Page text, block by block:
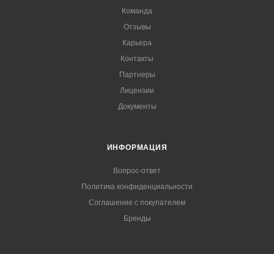
Команда
Отзывы
Карьера
Контакты
Партнеры
Лицензии
Документы
ИНФОРМАЦИЯ
Вопрос-ответ
Политика конфиденциальности
Соглашение с покупателем
Бренды